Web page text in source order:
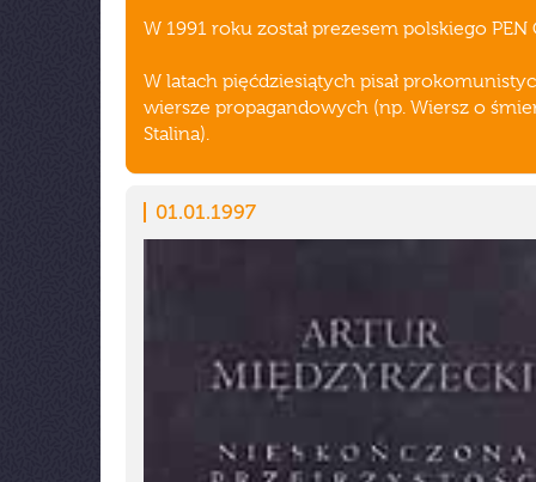
W 1991 roku został prezesem polskiego PEN
W latach pięćdziesiątych pisał
wiersze propagandowych (np. Wiersz o
Stalina).
01.01.1997